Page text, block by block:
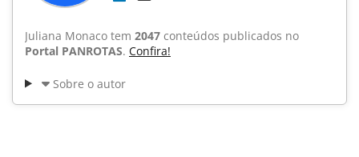
Juliana Monaco tem 2047 conteúdos publicados no
Portal PANROTAS. Confira!
Sobre o autor